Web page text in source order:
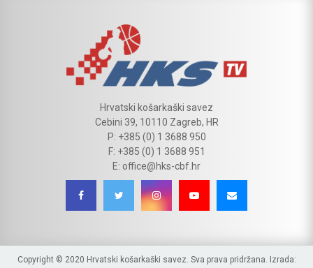
Hrvatski košarkaški savez
Cebini 39, 10110 Zagreb, HR
P: +385 (0) 1 3688 950
F: +385 (0) 1 3688 951
E: office@hks-cbf.hr
Copyright © 2020 Hrvatski košarkaški savez. Sva prava pridržana. Izrada: